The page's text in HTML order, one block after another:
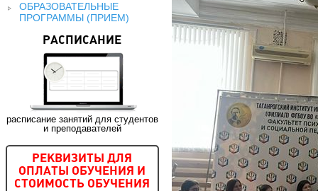
ОБРАЗОВАТЕЛЬНЫЕ
ПРОГРАММЫ (ПРИЕМ)
РАСПИСАНИЕ
расписание занятий для студентов
и преподавателей
РЕКВИЗИТЫ ДЛЯ
ОПЛАТЫ ОБУЧЕНИЯ И
СТОИМОСТЬ ОБУЧЕНИЯ